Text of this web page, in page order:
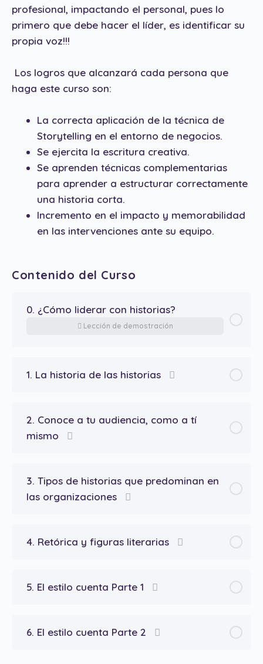
profesional, impactando el personal, pues lo
primero que debe hacer el líder, es identificar su
propia voz!!!
Los logros que alcanzará cada persona que
haga este curso son:
La correcta aplicación de la técnica de
Storytelling en el entorno de negocios.
Se ejercita la escritura creativa.
Se aprenden técnicas complementarias
para aprender a estructurar correctamente
una historia corta.
Incremento en el impacto y memorabilidad
en las intervenciones ante su equipo.
Contenido del Curso
0. ¿Cómo liderar con historias?
Lección de demostración
1. La historia de las historias
2. Conoce a tu audiencia, como a tí
mismo
3. Tipos de historias que predominan en
las organizaciones
4. Retórica y figuras literarias
5. El estilo cuenta Parte 1
6. El estilo cuenta Parte 2